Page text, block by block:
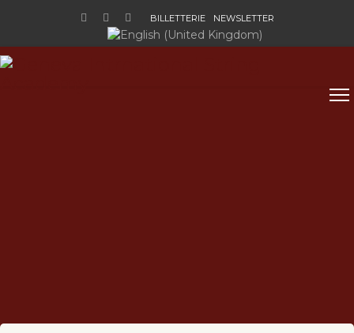
BILLETTERIE NEWSLETTER
Sélectionnez votre langue